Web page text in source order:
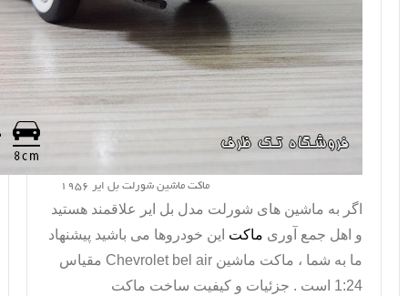
ماکت ماشین شورلت بل ایر 1956
اگر به ماشین های شورلت مدل بل ایر علاقمند هستید
و اهل جمع آوری ماکت این خودروها می باشید پیشنهاد
ما به شما ، ماکت ماشین Chevrolet bel air مقیاس
1:24 است . جزئیات و کیفیت ساخت ماکت